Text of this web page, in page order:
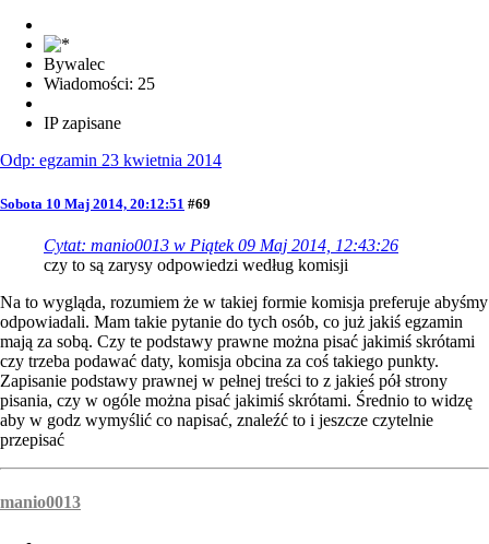
Bywalec
Wiadomości: 25
IP zapisane
Odp: egzamin 23 kwietnia 2014
Sobota 10 Maj 2014, 20:12:51 #69
Cytat: manio0013 w Piątek 09 Maj 2014, 12:43:26
czy to są zarysy odpowiedzi według komisji
Na to wygląda, rozumiem że w takiej formie komisja preferuje abyśmy
odpowiadali. Mam takie pytanie do tych osób, co już jakiś egzamin
mają za sobą. Czy te podstawy prawne można pisać jakimiś skrótami
czy trzeba podawać daty, komisja obcina za coś takiego punkty.
Zapisanie podstawy prawnej w pełnej treści to z jakieś pół strony
pisania, czy w ogóle można pisać jakimiś skrótami. Średnio to widzę
aby w godz wymyślić co napisać, znaleźć to i jeszcze czytelnie
przepisać
manio0013